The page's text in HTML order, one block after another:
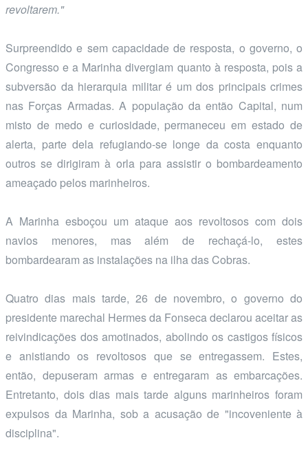
revoltarem."
Surpreendido e sem capacidade de resposta, o governo, o
Congresso e a Marinha divergiam quanto à resposta, pois a
subversão da hierarquia militar é um dos principais crimes
nas Forças Armadas. A população da então Capital, num
misto de medo e curiosidade, permaneceu em estado de
alerta, parte dela refugiando-se longe da costa enquanto
outros se dirigiram à orla para assistir o bombardeamento
ameaçado pelos marinheiros.
A Marinha esboçou um ataque aos revoltosos com dois
navios menores, mas além de rechaçá-lo, estes
bombardearam as instalações na ilha das Cobras.
Quatro dias mais tarde, 26 de novembro, o governo do
presidente marechal Hermes da Fonseca declarou aceitar as
reivindicações dos amotinados, abolindo os castigos físicos
e anistiando os revoltosos que se entregassem. Estes,
então, depuseram armas e entregaram as embarcações.
Entretanto, dois dias mais tarde alguns marinheiros foram
expulsos da Marinha, sob a acusação de "incoveniente à
disciplina".